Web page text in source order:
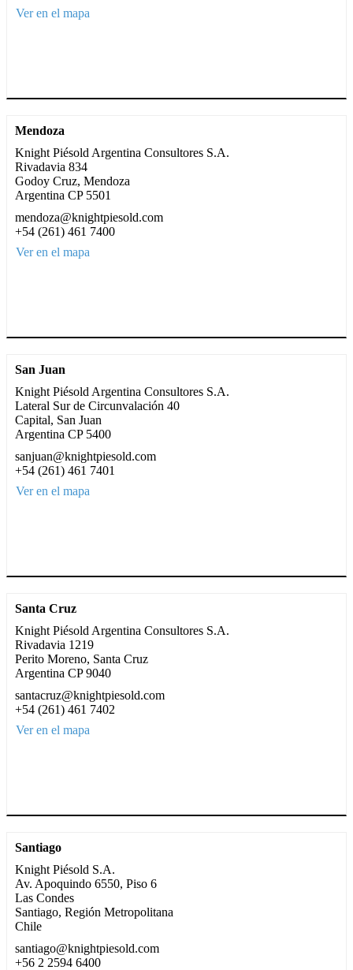
Ver en el mapa
Mendoza
Knight Piésold Argentina Consultores S.A.
Rivadavia 834
Godoy Cruz, Mendoza
Argentina CP 5501
mendoza@knightpiesold.com
+54 (261) 461 7400
Ver en el mapa
San Juan
Knight Piésold Argentina Consultores S.A.
Lateral Sur de Circunvalación 40
Capital, San Juan
Argentina CP 5400
sanjuan@knightpiesold.com
+54 (261) 461 7401
Ver en el mapa
Santa Cruz
Knight Piésold Argentina Consultores S.A.
Rivadavia 1219
Perito Moreno, Santa Cruz
Argentina CP 9040
santacruz@knightpiesold.com
+54 (261) 461 7402
Ver en el mapa
Santiago
Knight Piésold S.A.
Av. Apoquindo 6550, Piso 6
Las Condes
Santiago, Región Metropolitana
Chile
santiago@knightpiesold.com
+56 2 2594 6400